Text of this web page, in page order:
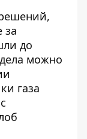
за
до
можно
газа